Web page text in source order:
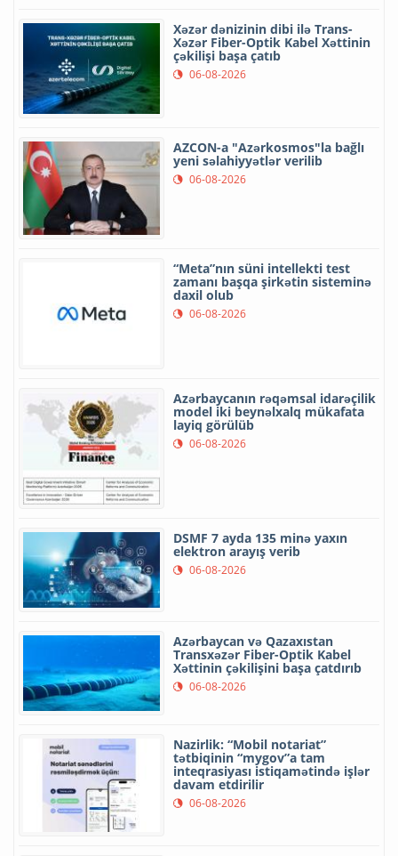
Xəzər dənizinin dibi ilə Trans-
Xəzər Fiber-Optik Kabel Xəttinin
çəkilişi başa çatıb
06-08-2026
AZCON-a "Azərkosmos"la bağlı
yeni səlahiyyətlər verilib
06-08-2026
“Meta”nın süni intellekti test
zamanı başqa şirkətin sisteminə
daxil olub
06-08-2026
Azərbaycanın rəqəmsal idarəçilik
model iki beynəlxalq mükafata
layiq görülüb
06-08-2026
DSMF 7 ayda 135 minə yaxın
elektron arayış verib
06-08-2026
Azərbaycan və Qazaxıstan
Transxəzər Fiber-Optik Kabel
Xəttinin çəkilişini başa çatdırıb
06-08-2026
Nazirlik: “Mobil notariat”
tətbiqinin “mygov”a tam
inteqrasiyası istiqamətində işlər
davam etdirilir
06-08-2026